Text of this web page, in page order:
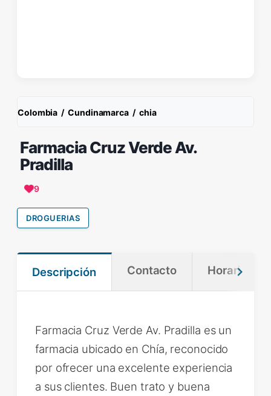
Colombia / Cundinamarca / chia
Farmacia Cruz Verde Av.
Pradilla
9
DROGUERIAS
Descripción Contacto Horario
Farmacia Cruz Verde Av. Pradilla es un
farmacia ubicado en Chía, reconocido
por ofrecer una excelente experiencia
a sus clientes. Buen trato y buena